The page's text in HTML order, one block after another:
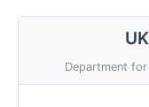
Department